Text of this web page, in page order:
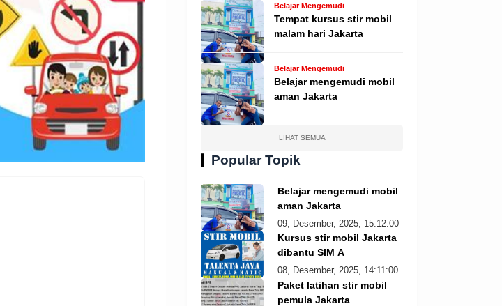
Belajar Mengemudi
Tempat kursus stir mobil
malam hari Jakarta
Belajar Mengemudi
Belajar mengemudi mobil
aman Jakarta
LIHAT SEMUA
Popular Topik
Belajar mengemudi mobil
aman Jakarta
09, Desember, 2025, 15:12:00
Kursus stir mobil Jakarta
dibantu SIM A
08, Desember, 2025, 14:11:00
Paket latihan stir mobil
pemula Jakarta